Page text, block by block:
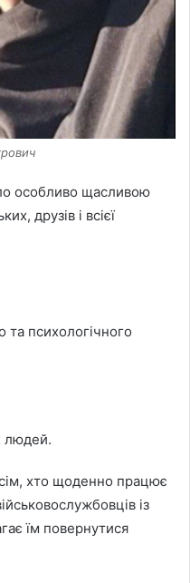
особливо щасливою
друзів і всієї
та психологічного
людей.
хто щоденно працює
із
їм повернутися